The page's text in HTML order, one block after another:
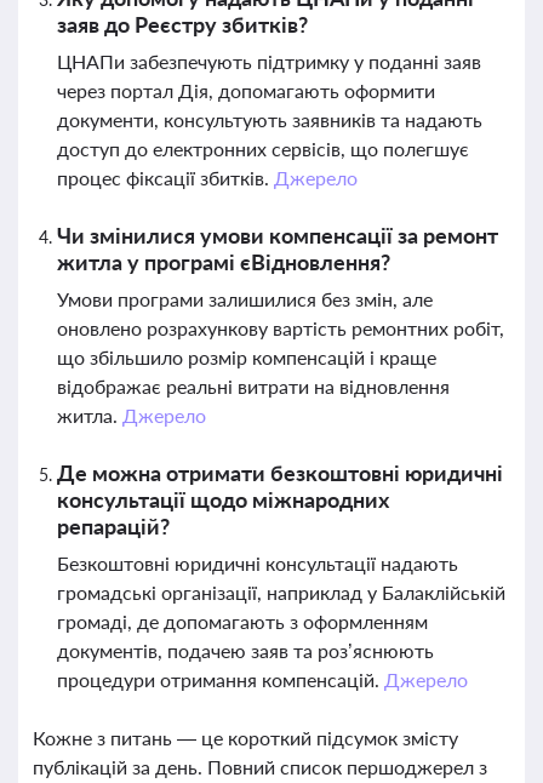
заяв до Реєстру збитків?
ЦНАПи забезпечують підтримку у поданні заяв
через портал Дія, допомагають оформити
документи, консультують заявників та надають
доступ до електронних сервісів, що полегшує
процес фіксації збитків. Джерело
Чи змінилися умови компенсації за ремонт
житла у програмі єВідновлення?
Умови програми залишилися без змін, але
оновлено розрахункову вартість ремонтних робіт,
що збільшило розмір компенсацій і краще
відображає реальні витрати на відновлення
житла. Джерело
Де можна отримати безкоштовні юридичні
консультації щодо міжнародних
репарацій?
Безкоштовні юридичні консультації надають
громадські організації, наприклад у Балаклійській
громаді, де допомагають з оформленням
документів, подачею заяв та роз’яснюють
процедури отримання компенсацій. Джерело
Кожне з питань — це короткий підсумок змісту
публікацій за день. Повний список першоджерел з